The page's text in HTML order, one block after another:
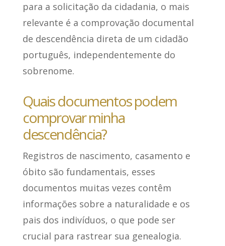
para a solicitação da cidadania, o mais
relevante é a comprovação documental
de descendência direta de um cidadão
português, independentemente do
sobrenome.
Quais documentos podem
comprovar minha
descendência?
Registros de nascimento, casamento e
óbito são fundamentais, esses
documentos muitas vezes contêm
informações sobre a naturalidade e os
pais dos indivíduos, o que pode ser
crucial para rastrear sua genealogia.